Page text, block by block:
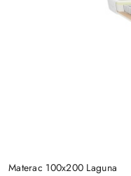
Materac 100x200 Laguna